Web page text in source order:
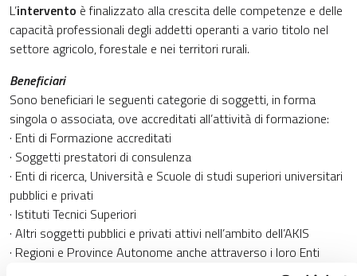
L’intervento è finalizzato alla crescita delle competenze e delle
capacità professionali degli addetti operanti a vario titolo nel
settore agricolo, forestale e nei territori rurali.
Beneficiari
Sono beneficiari le seguenti categorie di soggetti, in forma
singola o associata, ove accreditati all’attività di formazione:
· Enti di Formazione accreditati
· Soggetti prestatori di consulenza
· Enti di ricerca, Università e Scuole di studi superiori universitari
pubblici e privati
· Istituti Tecnici Superiori
· Altri soggetti pubblici e privati attivi nell’ambito dell’AKIS
· Regioni e Province Autonome anche attraverso i loro Enti